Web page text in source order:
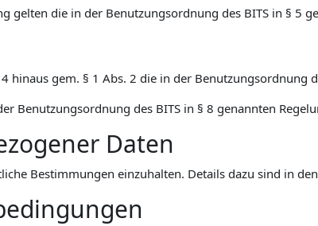
gelten die in der Benutzungsordnung des BITS in § 5
gem. § 1 Abs. 2 die in der Benutzungsordnung
Benutzungsordnung des BITS in § 8 genannten
Daten
Bestimmungen einzuhalten. Details dazu sind in den